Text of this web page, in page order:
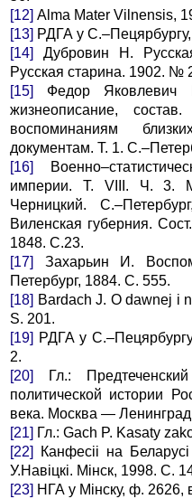
[12] Alma Mater Vilnensis,
[13] РДГА у
[14]
Дубровин Н.
Русская старина. 1902. №
[15]
Федор Яковлевич
жизнеописание,
воспоминаниям
документам. Т. 1.
[16]
империи. Т. VIII. Ч. 3.
Черницкий.
Виленская губерния.
1848. С.23.
[17]
Захарьин И.
Петербург, 1884. С. 555.
[18] Bardach J. O dawnej i
S. 201.
[19] РДГА у
2.
[20]
Гл.:
политической истории
века. Москва —
[21] Гл.: Gach P. Kasaty
[22]
Канфесіі на
У.Навіцкі. Мінск, 1998. С.
[23] НГА у Мінску, ф. 2626,